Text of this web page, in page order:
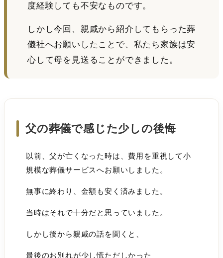
度経験しても不安なものです。
しかし今回、親戚から紹介してもらった葬
儀社へお願いしたことで、私たち家族は安
心して母を見送ることができました。
父の葬儀で感じた少しの後悔
以前、父が亡くなった時は、費用を重視して小
規模な葬儀サービスへお願いしました。
無事に終わり、金額も安く済みました。
当時はそれで十分だと思っていました。
しかし後から親戚の話を聞くと、
最後のお別れが少し慌ただしかった